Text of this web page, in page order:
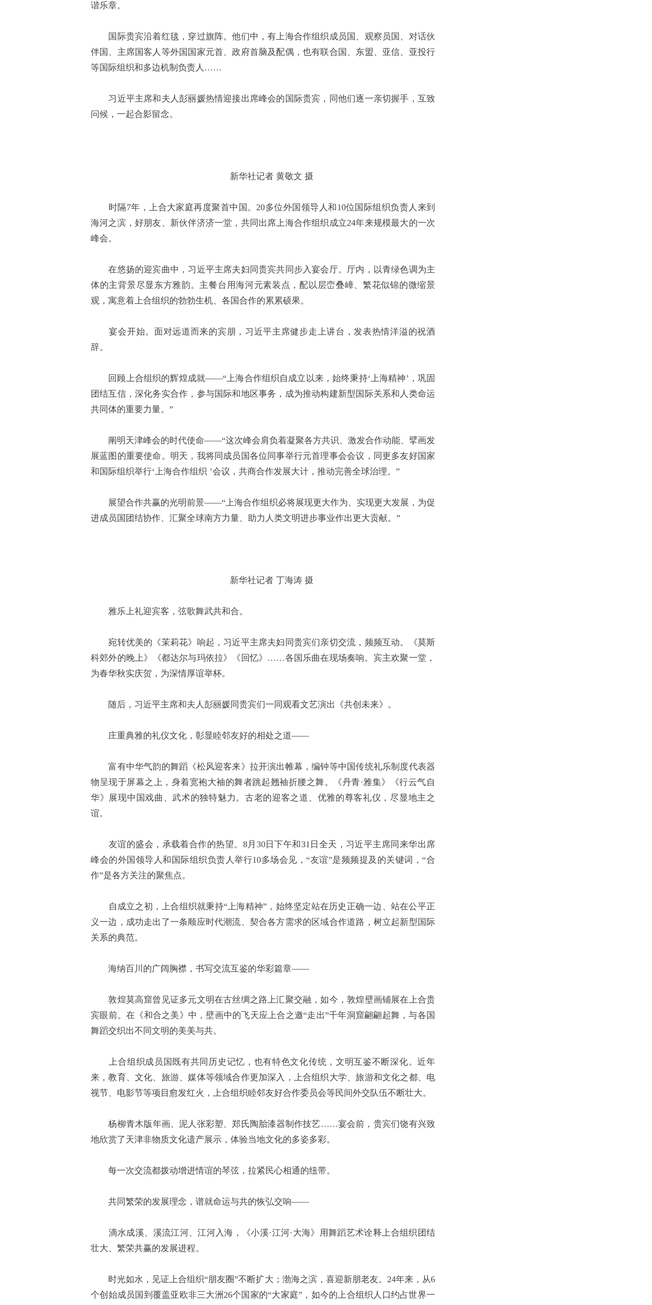
谐乐章。
国际贵宾沿着红毯，穿过旗阵。他们中，有上海合作组织成员国、观察员国、对话伙
伴国、主席国客人等外国国家元首、政府首脑及配偶，也有联合国、东盟、亚信、亚投行
等国际组织和多边机制负责人……
习近平主席和夫人彭丽媛热情迎接出席峰会的国际贵宾，同他们逐一亲切握手，互致
问候，一起合影留念。
新华社记者 黄敬文 摄
时隔7年，上合大家庭再度聚首中国。20多位外国领导人和10位国际组织负责人来到
海河之滨，好朋友、新伙伴济济一堂，共同出席上海合作组织成立24年来规模最大的一次
峰会。
在悠扬的迎宾曲中，习近平主席夫妇同贵宾共同步入宴会厅。厅内，以青绿色调为主
体的主背景尽显东方雅韵。主餐台用海河元素装点，配以层峦叠嶂、繁花似锦的微缩景
观，寓意着上合组织的勃勃生机、各国合作的累累硕果。
宴会开始。面对远道而来的宾朋，习近平主席健步走上讲台，发表热情洋溢的祝酒
辞。
回顾上合组织的辉煌成就——“上海合作组织自成立以来，始终秉持‘上海精神’，巩固
团结互信，深化务实合作，参与国际和地区事务，成为推动构建新型国际关系和人类命运
共同体的重要力量。”
阐明天津峰会的时代使命——“这次峰会肩负着凝聚各方共识、激发合作动能、擘画发
展蓝图的重要使命。明天，我将同成员国各位同事举行元首理事会会议，同更多友好国家
和国际组织举行‘上海合作组织 ’会议，共商合作发展大计，推动完善全球治理。”
展望合作共赢的光明前景——“上海合作组织必将展现更大作为、实现更大发展，为促
进成员国团结协作、汇聚全球南方力量、助力人类文明进步事业作出更大贡献。”
新华社记者 丁海涛 摄
雅乐上礼迎宾客，弦歌舞武共和合。
宛转优美的《茉莉花》响起，习近平主席夫妇同贵宾们亲切交流，频频互动。《莫斯
科郊外的晚上》《都达尔与玛依拉》《回忆》……各国乐曲在现场奏响。宾主欢聚一堂，
为春华秋实庆贺，为深情厚谊举杯。
随后，习近平主席和夫人彭丽媛同贵宾们一同观看文艺演出《共创未来》。
庄重典雅的礼仪文化，彰显睦邻友好的相处之道——
富有中华气韵的舞蹈《松风迎客来》拉开演出帷幕，编钟等中国传统礼乐制度代表器
物呈现于屏幕之上，身着宽袍大袖的舞者跳起翘袖折腰之舞。《丹青·雅集》《行云气自
华》展现中国戏曲、武术的独特魅力。古老的迎客之道、优雅的尊客礼仪，尽显地主之
谊。
友谊的盛会，承载着合作的热望。8月30日下午和31日全天，习近平主席同来华出席
峰会的外国领导人和国际组织负责人举行10多场会见，“友谊”是频频提及的关键词，“合
作”是各方关注的聚焦点。
自成立之初，上合组织就秉持“上海精神”，始终坚定站在历史正确一边、站在公平正
义一边，成功走出了一条顺应时代潮流、契合各方需求的区域合作道路，树立起新型国际
关系的典范。
海纳百川的广阔胸襟，书写交流互鉴的华彩篇章——
敦煌莫高窟曾见证多元文明在古丝绸之路上汇聚交融，如今，敦煌壁画铺展在上合贵
宾眼前。在《和合之美》中，壁画中的飞天应上合之邀“走出”千年洞窟翩翩起舞，与各国
舞蹈交织出不同文明的美美与共。
上合组织成员国既有共同历史记忆，也有特色文化传统，文明互鉴不断深化。近年
来，教育、文化、旅游、媒体等领域合作更加深入，上合组织大学、旅游和文化之都、电
视节、电影节等项目愈发红火，上合组织睦邻友好合作委员会等民间外交队伍不断壮大。
杨柳青木版年画、泥人张彩塑、郑氏陶胎漆器制作技艺……宴会前，贵宾们饶有兴致
地欣赏了天津非物质文化遗产展示，体验当地文化的多姿多彩。
每一次交流都拨动增进情谊的琴弦，拉紧民心相通的纽带。
共同繁荣的发展理念，谱就命运与共的恢弘交响——
滴水成溪、溪流江河、江河入海，《小溪·江河·大海》用舞蹈艺术诠释上合组织团结
壮大、繁荣共赢的发展进程。
时光如水，见证上合组织“朋友圈”不断扩大；渤海之滨，喜迎新朋老友。24年来，从6
个创始成员国到覆盖亚欧非三大洲26个国家的“大家庭”，如今的上合组织人口约占世界一